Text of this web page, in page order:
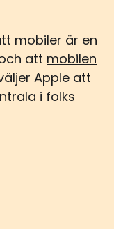
mobiler är en
att mobilen
Apple att
i folks